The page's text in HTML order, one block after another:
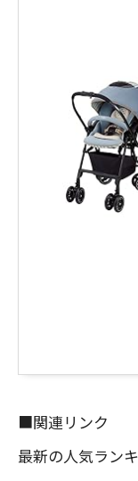
■関連リンク
最新の人気ラン